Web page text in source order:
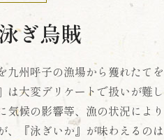
ぎ烏賊
九州呼子の漁場から獲れたてを
は大変デリケートで扱いが難し
気候の影響等、漁の状況により
、『泳ぎいか』が味わえるのは